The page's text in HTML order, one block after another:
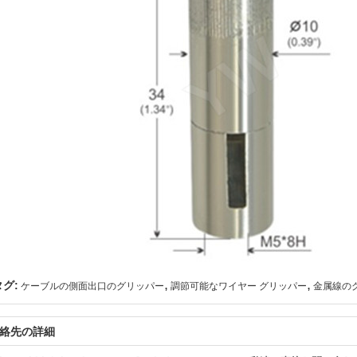
グ: ケーブルの側面出口のグリッパー, 調節可能なワイヤー グリッパー, 金属線の
先の詳細